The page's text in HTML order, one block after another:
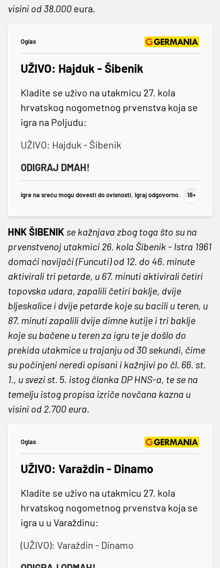
visini od 38.000 eura.
Oglas
UŽIVO: Hajduk - Šibenik
Kladite se uživo na utakmicu 27. kola
hrvatskog nogometnog prvenstva koja se
igra na Poljudu:
UŽIVO: Hajduk - Šibenik
ODIGRAJ DMAH!
Igre na sreću mogu dovesti do ovisnosti. Igraj odgovorno.
HNK ŠIBENIK se kažnjava zbog toga što su na
prvenstvenoj utakmici 26. kola Šibenik - Istra 1961
domaći navijači (Funcuti) od 12. do 46. minute
aktivirali tri petarde, u 67. minuti aktivirali četiri
topovska udara, zapalili četiri baklje, dvije
bljeskalice i dvije petarde koje su bacili u teren, u
87. minuti zapalili dvije dimne kutije i tri baklje
koje su bačene u teren za igru te je došlo do
prekida utakmice u trajanju od 30 sekundi, čime
su počinjeni neredi opisani i kažnjivi po čl. 66. st.
1., u svezi st. 5. istog članka DP HNS-a, te se na
temelju istog propisa izriče novčana kazna u
visini od 2.700 eura.
Oglas
UŽIVO: Varaždin - Dinamo
Kladite se uživo na utakmicu 27. kola
hrvatskog nogometnog prvenstva koja se
igra u u Varaždinu:
(UŽIVO): Varaždin - Dinamo